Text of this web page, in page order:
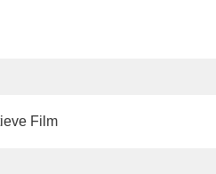
Film